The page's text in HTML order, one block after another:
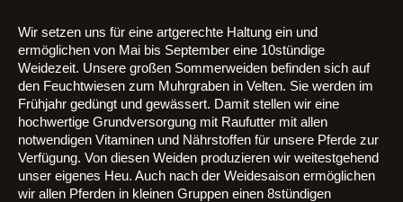
Wir setzen uns für eine artgerechte Haltung ein und
ermöglichen von Mai bis September eine 10stündige
Weidezeit. Unsere großen Sommerweiden befinden sich auf
den Feuchtwiesen zum Muhrgraben in Velten. Sie werden im
Frühjahr gedüngt und gewässert. Damit stellen wir eine
hochwertige Grundversorgung mit Raufutter mit allen
notwendigen Vitaminen und Nährstoffen für unsere Pferde zur
Verfügung. Von diesen Weiden produzieren wir weitestgehend
unser eigenes Heu. Auch nach der Weidesaison ermöglichen
wir allen Pferden in kleinen Gruppen einen 8stündigen